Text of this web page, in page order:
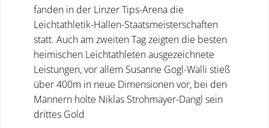
fanden in der Linzer Tips-Arena die
Leichtathletik-Hallen-Staatsmeisterschaften
statt. Auch am zweiten Tag zeigten die besten
heimischen Leichtathleten ausgezeichnete
Leistungen, vor allem Susanne Gogl-Walli stieß
über 400m in neue Dimensionen vor, bei den
Männern holte Niklas Strohmayer-Dangl sein
drittes Gold